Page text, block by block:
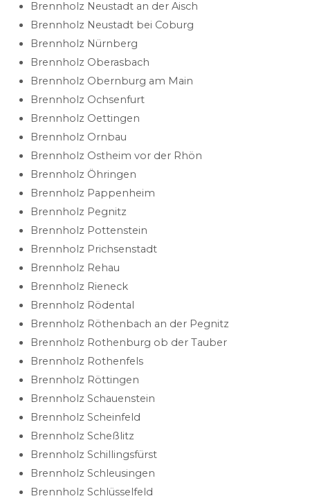
Brennholz Neustadt an der Aisch
Brennholz Neustadt bei Coburg
Brennholz Nürnberg
Brennholz Oberasbach
Brennholz Obernburg am Main
Brennholz Ochsenfurt
Brennholz Oettingen
Brennholz Ornbau
Brennholz Ostheim vor der Rhön
Brennholz Öhringen
Brennholz Pappenheim
Brennholz Pegnitz
Brennholz Pottenstein
Brennholz Prichsenstadt
Brennholz Rehau
Brennholz Rieneck
Brennholz Rödental
Brennholz Röthenbach an der Pegnitz
Brennholz Rothenburg ob der Tauber
Brennholz Rothenfels
Brennholz Röttingen
Brennholz Schauenstein
Brennholz Scheinfeld
Brennholz Scheßlitz
Brennholz Schillingsfürst
Brennholz Schleusingen
Brennholz Schlüsselfeld